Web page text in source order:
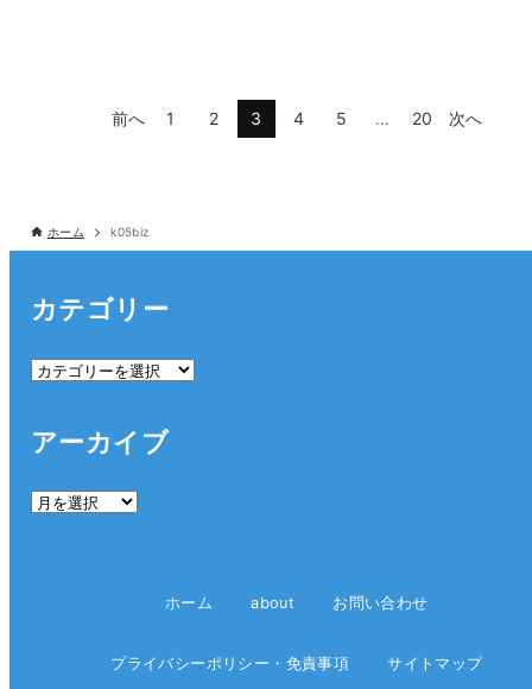
前へ 1 2 3 4 5 … 20 次へ
ホーム k05biz
カテゴリー
カ
リ
アーカイブ
ア
ホーム about お問い合わせ
プライバシーポリシー・免責事項 サイトマップ